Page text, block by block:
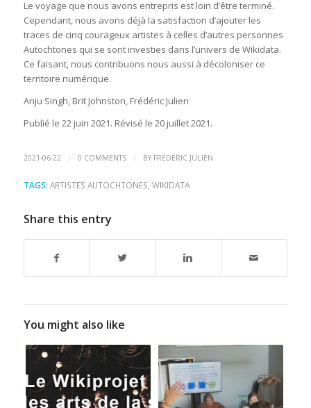
Le voyage que nous avons entrepris est loin d’être terminé.
Cependant, nous avons déjà la satisfaction d’ajouter les
traces de cinq courageux artistes à celles d’autres personnes
Autochtones qui se sont investies dans l’univers de Wikidata.
Ce faisant, nous contribuons nous aussi à décoloniser ce
territoire numérique.
Anju Singh, Brit Johnston, Frédéric Julien
Publié le 22 juin 2021. Révisé le 20 juillet 2021.
2021-06-22 / 0 COMMENTS / BY FRÉDÉRIC JULIEN
TAGS: ARTISTES AUTOCHTONES WIKIDATA
Share this entry
You might also like